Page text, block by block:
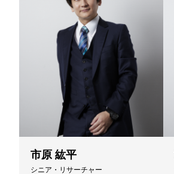
市原 紘平
シニア・リサーチャー